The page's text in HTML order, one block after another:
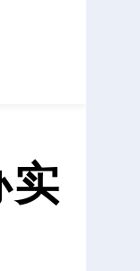
实